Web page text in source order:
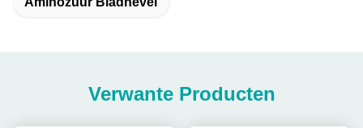
Verwante Producten